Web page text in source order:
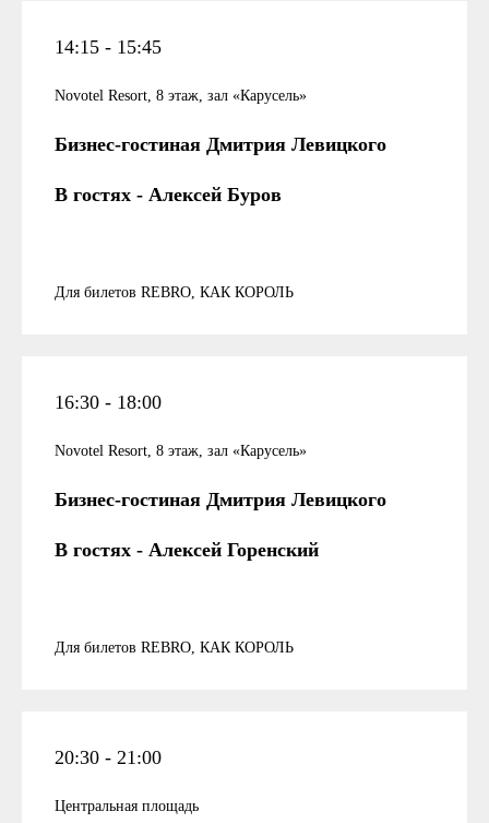
14:15 - 15:45
Novotel Resort, 8 этаж, зал «Карусель»
Бизнес-гостиная Дмитрия Левицкого
В гостях - Алексей Буров
Для билетов REBRO, КАК КОРОЛЬ
16:30 - 18:00
Novotel Resort, 8 этаж, зал «Карусель»
Бизнес-гостиная Дмитрия Левицкого
В гостях - Алексей Горенский
Для билетов REBRO, КАК КОРОЛЬ
20:30 - 21:00
Центральная площадь